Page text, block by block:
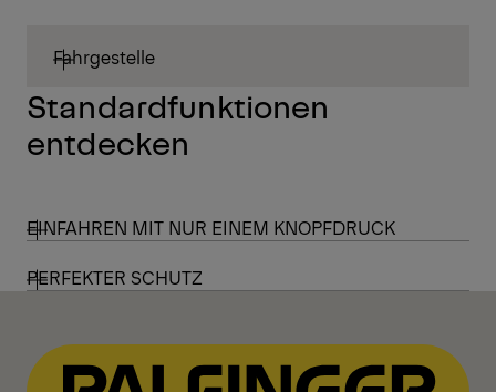
Fahrgestelle
Standardfunktionen
entdecken
EINFAHREN MIT NUR EINEM KNOPFDRUCK
PERFEKTER SCHUTZ